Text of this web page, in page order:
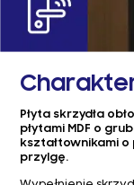
Płyta skrzydła
płytami MDF o
kształtownikami
przylgę.